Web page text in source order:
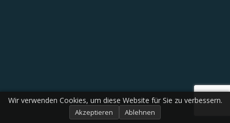
Wir verwenden Cookies, um diese Website für Sie zu verbessern.
Akzeptieren Ablehnen